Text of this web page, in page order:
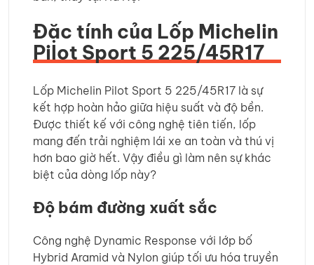
Đặc tính của Lốp Michelin
Pilot Sport 5 225/45R17
Lốp Michelin Pilot Sport 5 225/45R17 là sự
kết hợp hoàn hảo giữa hiệu suất và độ bền.
Được thiết kế với công nghệ tiên tiến, lốp
mang đến trải nghiệm lái xe an toàn và thú vị
hơn bao giờ hết. Vậy điều gì làm nên sự khác
biệt của dòng lốp này?
Độ bám đường xuất sắc
Công nghệ Dynamic Response với lớp bố
Hybrid Aramid và Nylon giúp tối ưu hóa truyền